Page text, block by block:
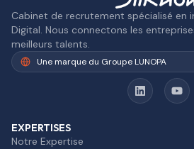
Cabinet de recrutement spécialisé en
Digital. Nous connectons les
meilleurs talents.
Une marque du Groupe LUNOPA
EXPERTISES
Notre Expertise